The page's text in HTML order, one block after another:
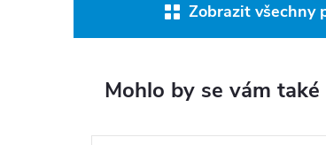
Zobrazit všechny
Mohlo by se vám